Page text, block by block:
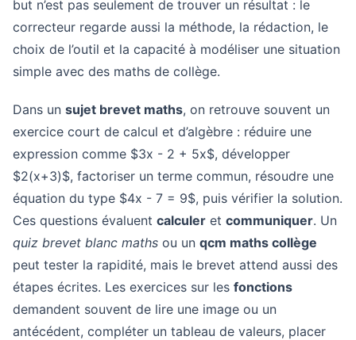
but n’est pas seulement de trouver un résultat : le
correcteur regarde aussi la méthode, la rédaction, le
choix de l’outil et la capacité à modéliser une situation
simple avec des maths de collège.
Dans un sujet brevet maths, on retrouve souvent un
exercice court de calcul et d’algèbre : réduire une
expression comme $3x - 2 + 5x$, développer
$2(x+3)$, factoriser un terme commun, résoudre une
équation du type $4x - 7 = 9$, puis vérifier la solution.
Ces questions évaluent calculer et communiquer. Un
quiz brevet blanc maths ou un qcm maths collège
peut tester la rapidité, mais le brevet attend aussi des
étapes écrites. Les exercices sur les fonctions
demandent souvent de lire une image ou un
antécédent, compléter un tableau de valeurs, placer